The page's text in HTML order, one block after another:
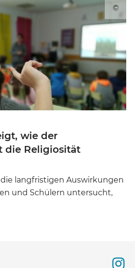
©
wie der
die Religiosität
langfristigen Auswirkungen
und Schülern untersucht,